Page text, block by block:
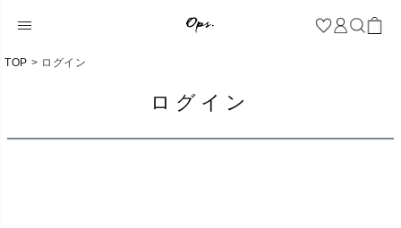
TOP ログイン
ログイン